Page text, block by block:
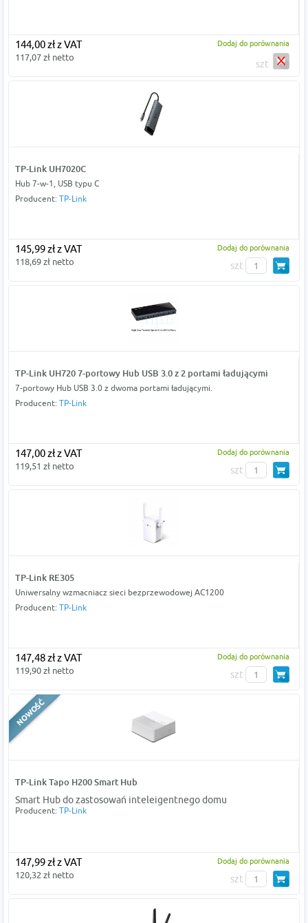
144,00 zł z VAT
117,07 zł netto
Dodaj do porównania
szt
TP-Link UH7020C
Hub 7-w-1, USB typu C
Producent: TP-Link
145,99 zł z VAT
118,69 zł netto
Dodaj do porównania
szt
TP-Link UH720 7-portowy Hub USB 3.0 z 2 portami ładującymi
7-portowy Hub USB 3.0 z dwoma portami ładującymi.
Producent: TP-Link
147,00 zł z VAT
119,51 zł netto
Dodaj do porównania
szt
TP-Link RE305
Uniwersalny wzmacniacz sieci bezprzewodowej AC1200
Producent: TP-Link
147,48 zł z VAT
119,90 zł netto
Dodaj do porównania
szt
TP-Link Tapo H200 Smart Hub
Smart Hub do zastosowań inteleigentnego domu
Producent: TP-Link
147,99 zł z VAT
120,32 zł netto
Dodaj do porównania
szt